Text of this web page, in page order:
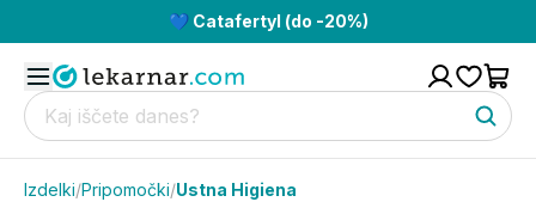
💙 Catafertyl (do -20%)
Izdelki/Pripomočki/Ustna Higiena